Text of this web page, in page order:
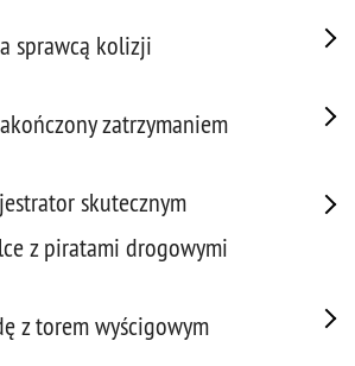
sprawcą kolizji
zatrzymaniem
skutecznym
z piratami drogowymi
z torem wyścigowym